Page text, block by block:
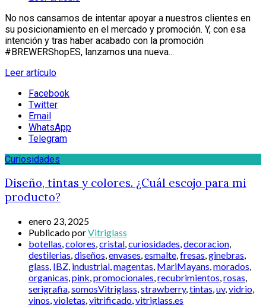
No nos cansamos de intentar apoyar a nuestros clientes en
su posicionamiento en el mercado y promoción. Y, con esa
intención y tras haber acabado con la promoción
#BREWERShopES, lanzamos una nueva...
Leer artículo
Facebook
Twitter
Email
WhatsApp
Telegram
Curiosidades
Diseño, tintas y colores. ¿Cuál escojo para mi
producto?
enero 23, 2025
Publicado porVitriglass
botellas,colores,cristal,curiosidades,decoracion,
destilerias,diseños,envases,esmalte,fresas,ginebras,
glass, IBZ, industrial,magentas, MariMayans,morados,
organicas,pink,promocionales,recubrimientos,rosas,
serigrafia,somosVitriglass,strawberry,tintas,uv,vidrio,
vinos,violetas,vitrificado,vitriglass.es